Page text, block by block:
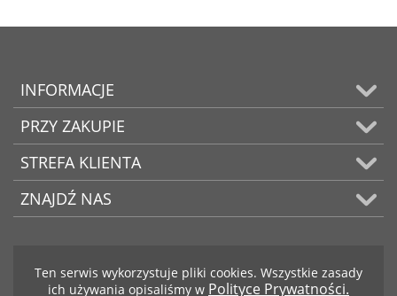
INFORMACJE
PRZY ZAKUPIE
STREFA KLIENTA
ZNAJDŹ NAS
Ten serwis wykorzystuje pliki cookies. Wszystkie zasady
ich używania opisaliśmy w Polityce Prywatności.